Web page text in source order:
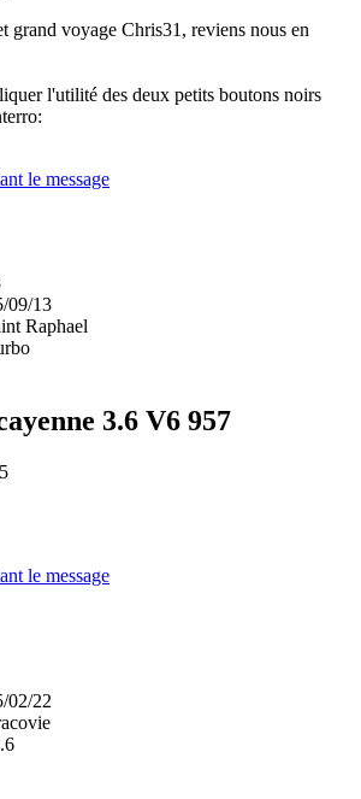
grand voyage Chris31, reviens nous en
l'utilité des deux petits boutons noirs
le message
09/13
Raphael
3.6 V6 957
le message
02/22